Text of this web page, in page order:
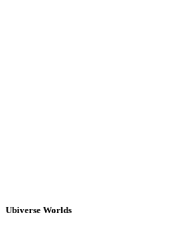
Ubiverse Worlds